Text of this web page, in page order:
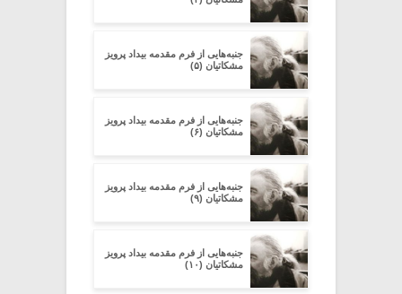
جنبه‌هایی از فرم مقدمه‌ بیداد پرویز
مشکاتیان (۵)
جنبه‌هایی از فرم مقدمه‌ بیداد پرویز
مشکاتیان (۶)
جنبه‌هایی از فرم مقدمه‌ بیداد پرویز
مشکاتیان (۹)
جنبه‌هایی از فرم مقدمه‌ بیداد پرویز
مشکاتیان (۱۰)